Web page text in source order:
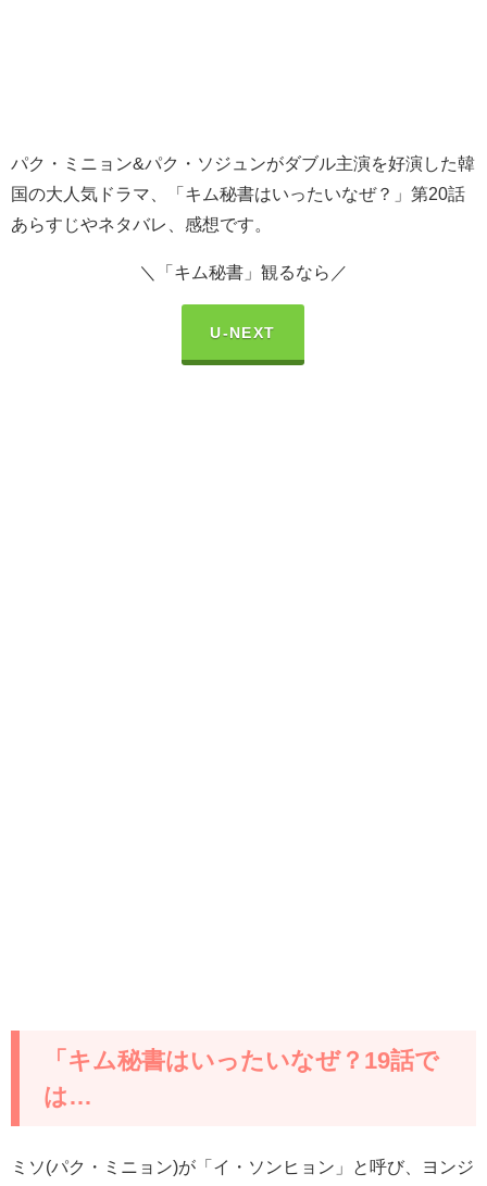
パク・ミニョン&パク・ソジュンがダブル主演を好演した韓
国の大人気ドラマ、「キム秘書はいったいなぜ？」第20話
あらすじやネタバレ、感想です。
＼「キム秘書」観るなら／
U-NEXT
「キム秘書はいったいなぜ？19話で
は…
ミソ(パク・ミニョン)が「イ・ソンヒョン」と呼び、ヨンジ